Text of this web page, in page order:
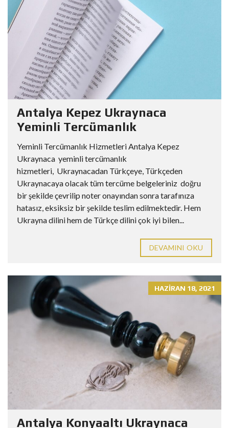
Antalya Kepez Ukraynaca
Yeminli Tercümanlık
Yeminli Tercümanlık Hizmetleri Antalya Kepez
Ukraynaca yeminli tercümanlık
hizmetleri, Ukraynacadan Türkçeye, Türkçeden
Ukraynacaya olacak tüm tercüme belgeleriniz doğru
bir şekilde çevrilip noter onayından sonra tarafınıza
hatasız, eksiksiz bir şekilde teslim edilmektedir. Hem
Ukrayna dilini hem de Türkçe dilini çok iyi bilen...
DEVAMINI OKU
HAZIRAN 18, 2021
Antalya Konyaaltı Ukraynaca